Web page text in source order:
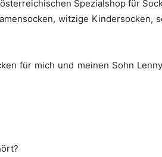
Spezialshop für
witzige Kindersocken,
für mich und meinen Sohn